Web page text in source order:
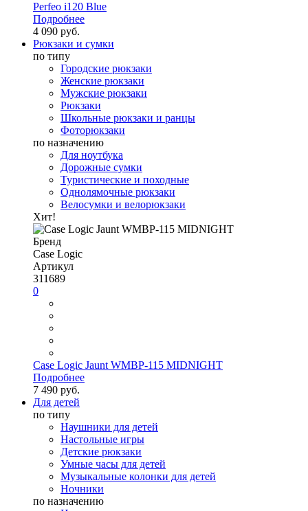
Perfeo i120 Blue
Подробнее
4 090 руб.
Рюкзаки и сумки
по типу
Городские рюкзаки
Женские рюкзаки
Мужские рюкзаки
Рюкзаки
Школьные рюкзаки и ранцы
Фоторюкзаки
по назначению
Для ноутбука
Дорожные сумки
Туристические и походные
Однолямочные рюкзаки
Велосумки и велорюкзаки
Хит!
Бренд
Case Logic
Артикул
311689
0
Case Logic Jaunt WMBP-115 MIDNIGHT
Подробнее
7 490 руб.
Для детей
по типу
Наушники для детей
Настольные игры
Детские рюкзаки
Умные часы для детей
Музыкальные колонки для детей
Ночники
по назначению